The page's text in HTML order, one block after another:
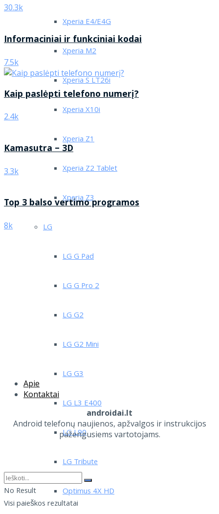
Xperia E4/E4G
Xperia M2
Xperia S LT26i
Xperia X10i
Xperia Z1
Xperia Z2 Tablet
Xperia Z3
LG
LG G Pad
LG G Pro 2
LG G2
LG G2 Mini
LG G3
LG L3 E400
LG L90
LG Tribute
Optimus 4X HD
30.3k
Informaciniai ir funkciniai kodai
7.5k
Kaip paslėpti telefono numerį?
2.4k
Kamasutra – 3D
3.3k
Top 3 balso vertimo programos
8k
Apie
Kontaktai
androidai.lt
Android telefonų naujienos, apžvalgos ir instrukcijos
pažengusiems vartotojams.
No Result
Visi paieškos rezultatai